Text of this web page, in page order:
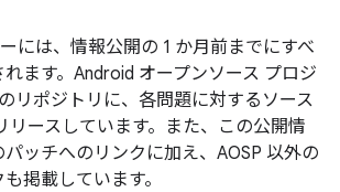
には、情報公開の 1 か月前までにすべ
ます。Android オープンソース プロジ
リポジトリに、各問題に対するソース
リースしています。また、この公開情
ッチへのリンクに加え、AOSP 以外の
掲載しています。